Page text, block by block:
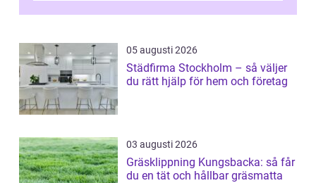
05 augusti 2026
Städfirma Stockholm – så väljer
du rätt hjälp för hem och företag
03 augusti 2026
Gräsklippning Kungsbacka: så får
du en tät och hållbar gräsmatta